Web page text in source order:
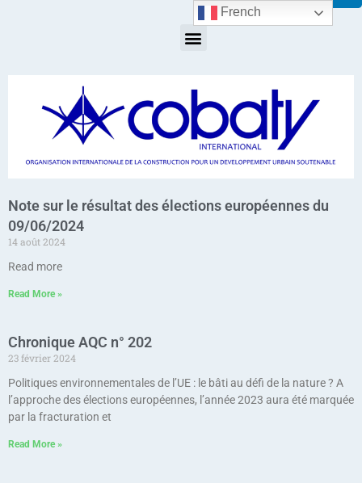
Note sur le résultat des élections européennes du
09/06/2024
14 août 2024
Read more
Read More »
Chronique AQC n° 202
23 février 2024
Politiques environnementales de l’UE : le bâti au défi de la nature ? A
l’approche des élections européennes, l’année 2023 aura été marquée
par la fracturation et
Read More »
French